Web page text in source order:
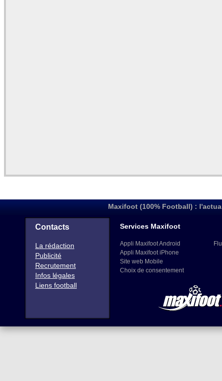
Maxifoot (100% Football) :
Contacts
La rédaction
Publicité
Recrutement
Infos légales
Liens football
Services Maxifoot
Appli Maxifoot Android
Appli Maxifoot iPhone
Site web Mobile
Choix de consentement